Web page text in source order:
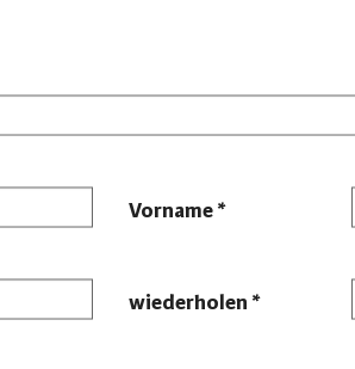
Vorname *
wiederholen *